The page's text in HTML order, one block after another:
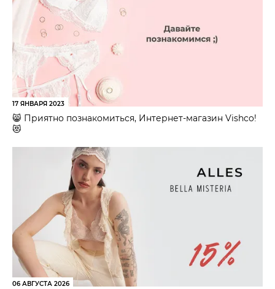
17 ЯНВАРЯ 2023
😸 Приятно познакомиться, Интернет-магазин Vishco!
😻
06 АВГУСТА 2026